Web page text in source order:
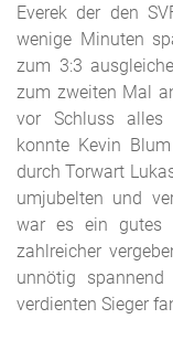
Everek der den
wenige Minuten
zum 3:3
zum zweiten Mal
vor Schluss alles
konnte Kevin
durch Torwart
umjubelten und
war es ein gutes
zahlreicher
unnötig
verdienten Sieger